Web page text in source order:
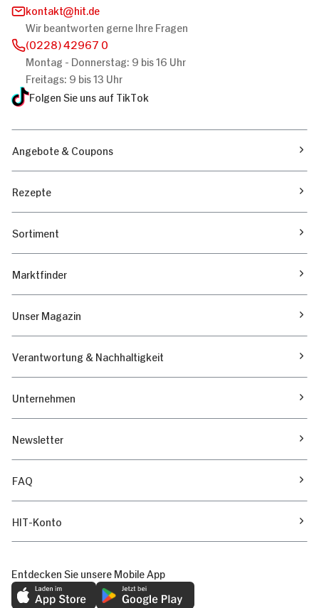
kontakt
hit.de
Wir beantworten gerne Ihre Fragen
(0228) 42967 0
Montag - Donnerstag: 9 bis 16 Uhr
Freitags: 9 bis 13 Uhr
Folgen Sie uns auf TikTok
Angebote & Coupons
Rezepte
Sortiment
Marktfinder
Unser Magazin
Verantwortung & Nachhaltigkeit
Unternehmen
Newsletter
FAQ
HIT-Konto
Entdecken Sie unsere Mobile App